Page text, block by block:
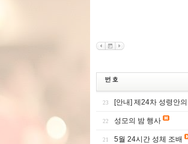
23 [안내] 제24차 성령안
22 성모의 밤 행사
21 5월 24시간 성체 조배